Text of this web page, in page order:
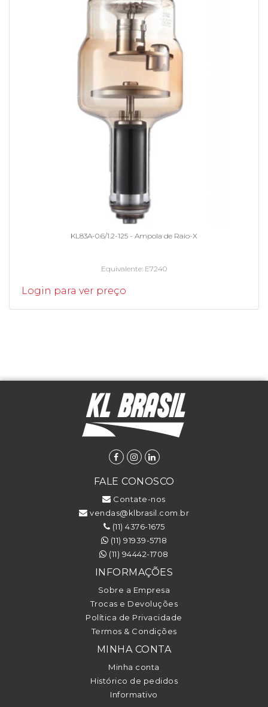
KL83A-0.6/1.2-125 - Ampola de Raio-X
Equivalente E7240
Login para ver preço
FALE CONOSCO
Contate-nos
vendas@klbrasil.com.br
(11) 4376-1675
(11) 91939-5718
(11) 94442-1708
INFORMAÇÕES
Sobre a Empresa
Trocas e Devoluções
Política de Privacidade
Termos & Condições
MINHA CONTA
Minha conta
Histórico de pedidos
Informativo